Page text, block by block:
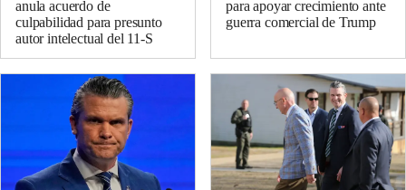
anula acuerdo de
culpabilidad para presunto
autor intelectual del 11-S
para apoyar crecimiento ante
guerra comercial de Trump